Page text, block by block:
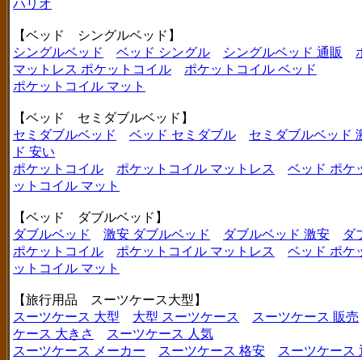
ハリオ
【ベッド シングルベッド】
シングルベッド
ベッド シングル シングルベッド 通販
マットレス ポケットコイル
ポケットコイル ベッド
ポケットコイル マット
【ベッド セミダブルベッド】
セミダブルベッド
ベッド セミダブル
セミダブルベッド
ド 安い
ポケットコイル
ポケットコイル マットレス
ベッド ポケ
ットコイル マット
【ベッド ダブルベッド】
ダブルベッド
激安 ダブルベッド ダブルベッド 激安
ダ
ポケットコイル
ポケットコイル マットレス
ベッド ポケ
ットコイル マット
【旅行用品 スーツケース大型】
スーツケース 大型
大型 スーツケース
スーツケース 販売
ケース 大きさ
スーツケース 人気
スーツケース メーカー
スーツケース 格安
スーツケース